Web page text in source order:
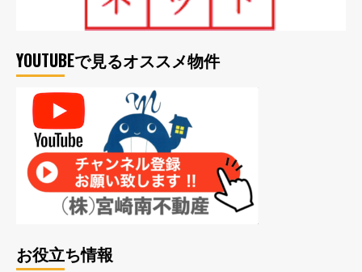
YOUTUBEで見るオススメ物件
お役立ち情報